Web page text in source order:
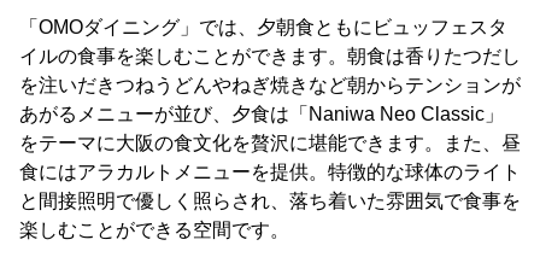
「OMOダイニング」では、夕朝食ともにビュッフェスタ
イルの食事を楽しむことができます。朝食は香りたつだし
を注いだきつねうどんやねぎ焼きなど朝からテンションが
あがるメニューが並び、夕食は「Naniwa Neo Classic」
をテーマに大阪の食文化を贅沢に堪能できます。また、昼
食にはアラカルトメニューを提供。特徴的な球体のライト
と間接照明で優しく照らされ、落ち着いた雰囲気で食事を
楽しむことができる空間です。